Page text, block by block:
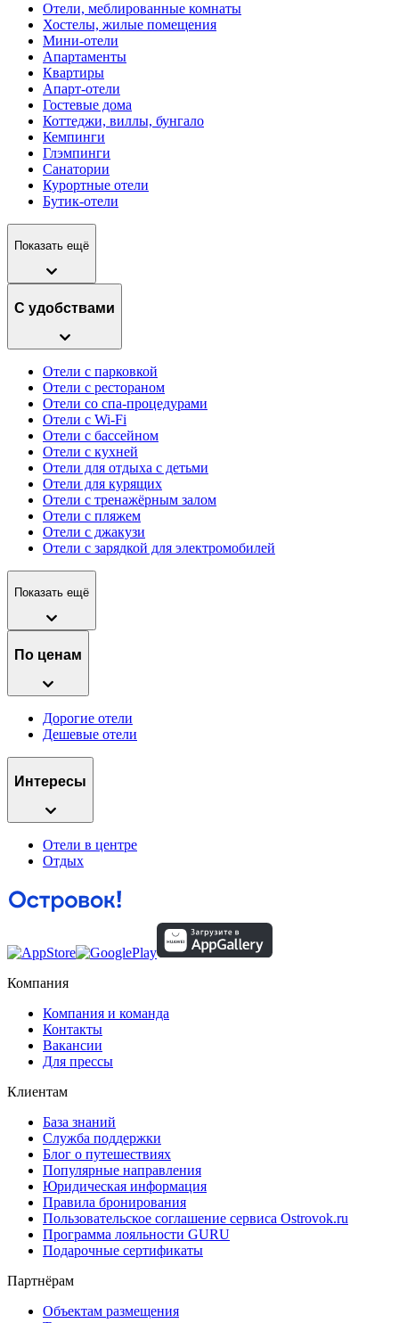
Отели, меблированные комнаты
Хостелы, жилые помещения
Мини-отели
Апартаменты
Квартиры
Апарт-отели
Гостевые дома
Коттеджи, виллы, бунгало
Кемпинги
Глэмпинги
Санатории
Курортные отели
Бутик-отели
Показать ещё
С удобствами
Отели с парковкой
Отели с рестораном
Отели со спа-процедурами
Отели с Wi-Fi
Отели с бассейном
Отели с кухней
Отели для отдыха с детьми
Отели для курящих
Отели с тренажёрным залом
Отели с пляжем
Отели с джакузи
Отели с зарядкой для электромобилей
Показать ещё
По ценам
Дорогие отели
Дешевые отели
Интересы
Отели в центре
Отдых
Компания
Компания и команда
Контакты
Вакансии
Для прессы
Клиентам
База знаний
Служба поддержки
Блог о путешествиях
Популярные направления
Юридическая информация
Правила бронирования
Пользовательское соглашение сервиса Ostrovok.ru
Программа лояльности GURU
Подарочные сертификаты
Партнёрам
Объектам размещения